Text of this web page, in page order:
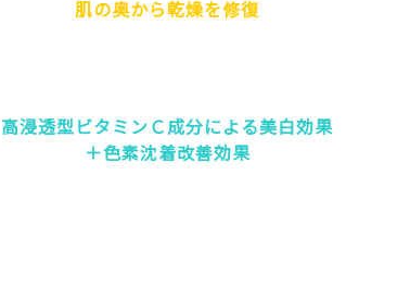
肌の奥から乾燥を修復
高浸透型ビタミンＣ成分による美白効果
＋色素沈着改善効果